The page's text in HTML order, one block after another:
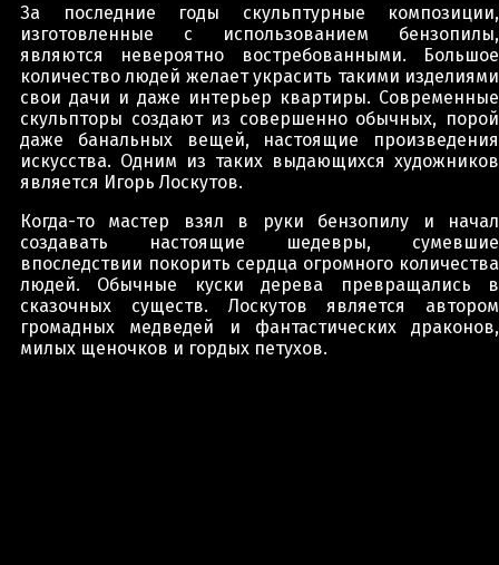
За последние годы скульптурные композиции,
изготовленные с использованием бензопилы,
являются невероятно востребованными. Большое
количество людей желает украсить такими изделиями
свои дачи и даже интерьер квартиры. Современные
скульпторы создают из совершенно обычных, порой
даже банальных вещей, настоящие произведения
искусства. Одним из таких выдающихся художников
является Игорь Лоскутов.
Когда-то мастер взял в руки бензопилу и начал
создавать настоящие шедевры, сумевшие
впоследствии покорить сердца огромного количества
людей. Обычные куски дерева превращались в
сказочных существ. Лоскутов является автором
громадных медведей и фантастических драконов,
милых щеночков и гордых петухов.